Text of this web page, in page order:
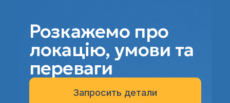
Розкажемо про
локацію, умови та
переваги
Запросить детали